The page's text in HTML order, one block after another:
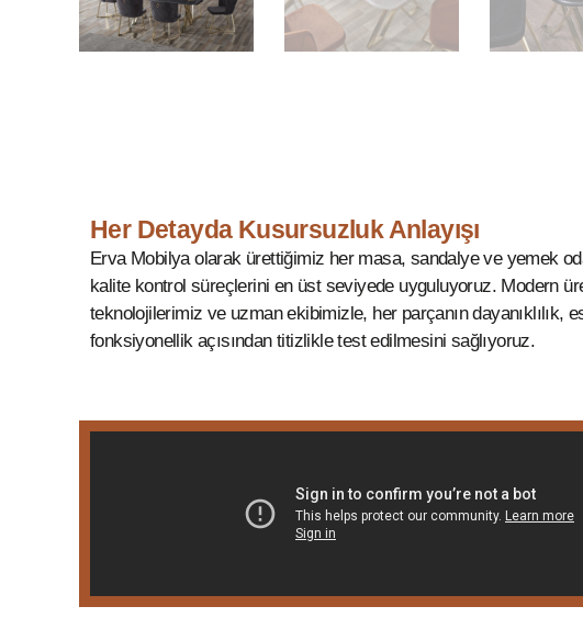
Her Detayda Kusursuzluk Anlayışı
Erva Mobilya olarak ürettiğimiz her masa, sandalye ve yemek
kalite kontrol süreçlerini en üst seviyede uyguluyoruz. Modern
teknolojilerimiz ve uzman ekibimizle, her parçanın dayanıklılık,
fonksiyonellik açısından titizlikle test edilmesini sağlıyoruz.